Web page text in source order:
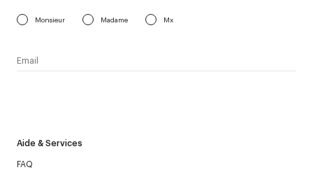
Aide & Services
FAQ
Monsieur Madame Mx